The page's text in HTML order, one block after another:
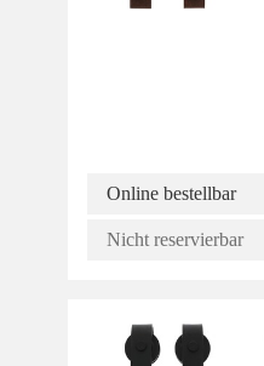
Online bestellbar
Nicht reservierbar